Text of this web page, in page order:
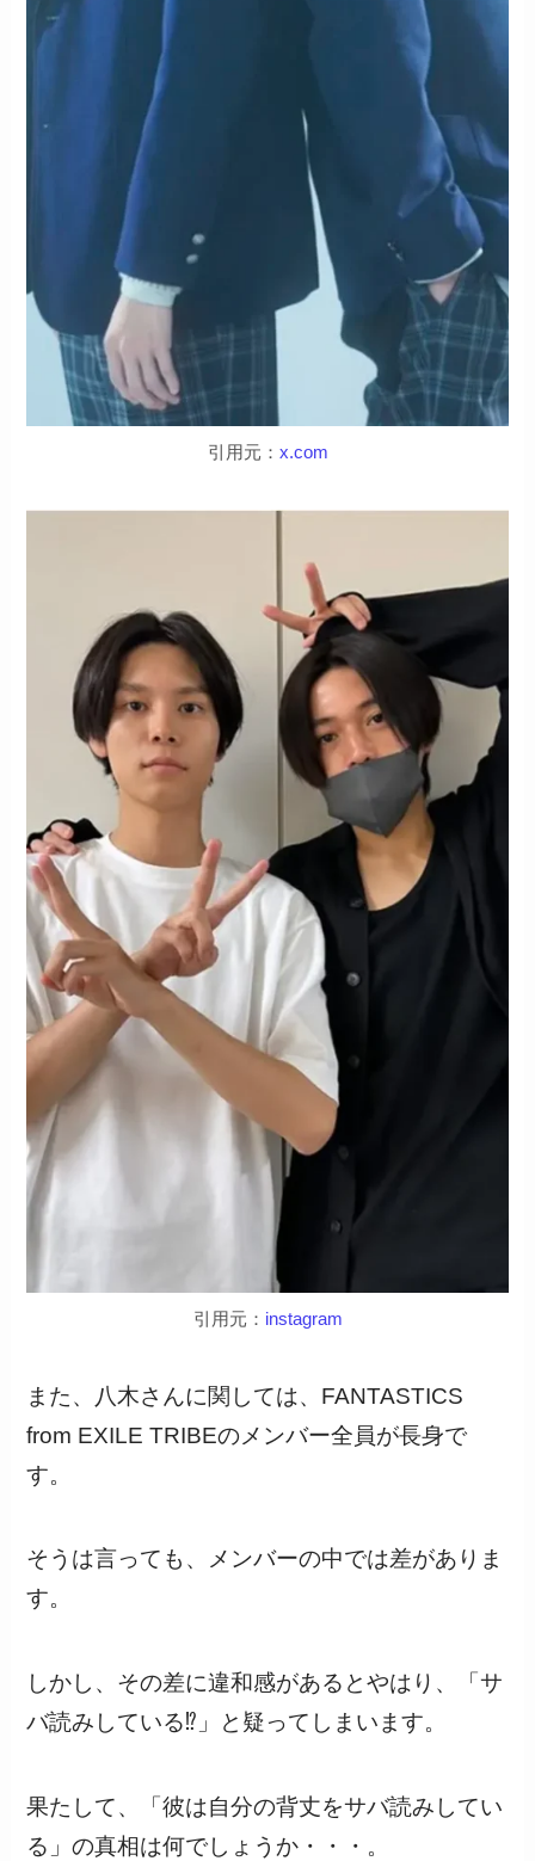
引用元： x.com
引用元： instagram
また、八木さんに関しては、FANTASTICS
from EXILE TRIBEのメンバー全員が長身で
す。
そうは言っても、メンバーの中では差がありま
す。
しかし、その差に違和感があるとやはり、「サ
バ読みしている⁉」と疑ってしまいます。
果たして、「彼は自分の背丈をサバ読みしてい
る」の真相は何でしょうか・・・。